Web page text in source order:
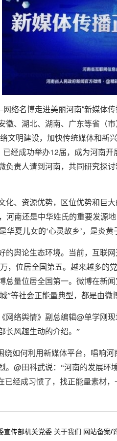
络名博走进美丽河南“新媒体
徽、湖北、湖南、广东等省（
文明建设，加快传统媒体和新
已经成功举办12届，成为河南开
负责人请到河南，共同研究探
、资源优势，区位优势和巨大
河南还是中华姓氏的重要发源
夏儿女的‘心灵故乡’，是炎黄
舆论生态环境。当前，互联网
，位居全国第五。越来越多的
总量位居全国第一。微博在新
”等社会正能量典型，都是由微
网络舆情》副总编辑@单学刚
长风趣生动的介绍。”
如何利用新媒体平台，唱响
。 @田科武说：“河南的发展环
已经成习惯了，找正能量素材
宣传部机关党委 关于我们 网站备案/